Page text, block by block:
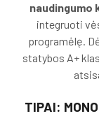
naudingumo
integruoti
programėlę.
statybos A+
TIPAI: